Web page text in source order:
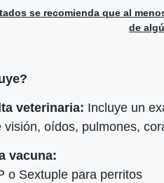
se recomienda que al
de
veterinaria: Incluye un
visión, oídos, pulmones,
vacuna:
o Sextuple para perritos